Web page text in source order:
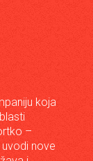
koja
–
nove